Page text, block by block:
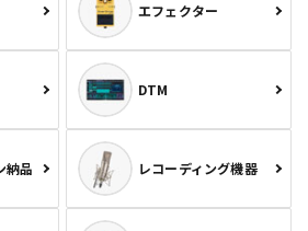
エフェクター
DTM
納品 レコーディング機器